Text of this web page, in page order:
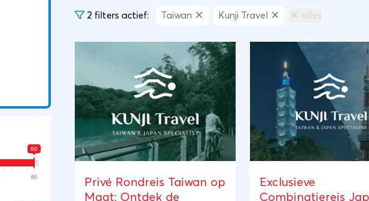
60
60
2 filters actief: Taiwan Kunji Travel alles
Privé Rondreis Taiwan op
Maat: Ontdek de
Exclusieve
Combinatiereis